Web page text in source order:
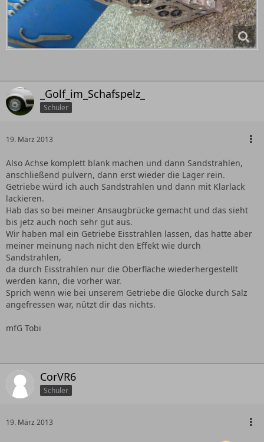
_Golf_im_Schafspelz_
Schüler
19. März 2013
Also Achse komplett blank machen und dann Sandstrahlen,
anschließend pulvern, dann erst wieder die Lager rein.
Getriebe würd ich auch Sandstrahlen und dann mit Klarlack
lackieren.
Hab das so bei meiner Ansaugbrücke gemacht und das sieht
bis jetz auch noch sehr gut aus.
Wir haben mal ein Getriebe Eisstrahlen lassen, das hatte aber
meiner meinung nach nicht den Effekt wie durch
Sandstrahlen,
da durch Eisstrahlen nur die Oberfläche wiederhergestellt
werden kann, die vorher war.
Sprich wenn wie bei unserem Getriebe die Glocke durch Salz
angefressen war, nützt dir das nichts.
mfG Tobi
CorVR6
Schüler
19. März 2013